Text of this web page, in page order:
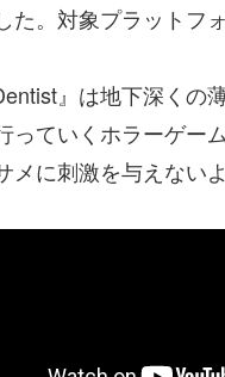
た。対象プラットフ
』は地下深く
っていくホラーゲー
メに刺激を与えない